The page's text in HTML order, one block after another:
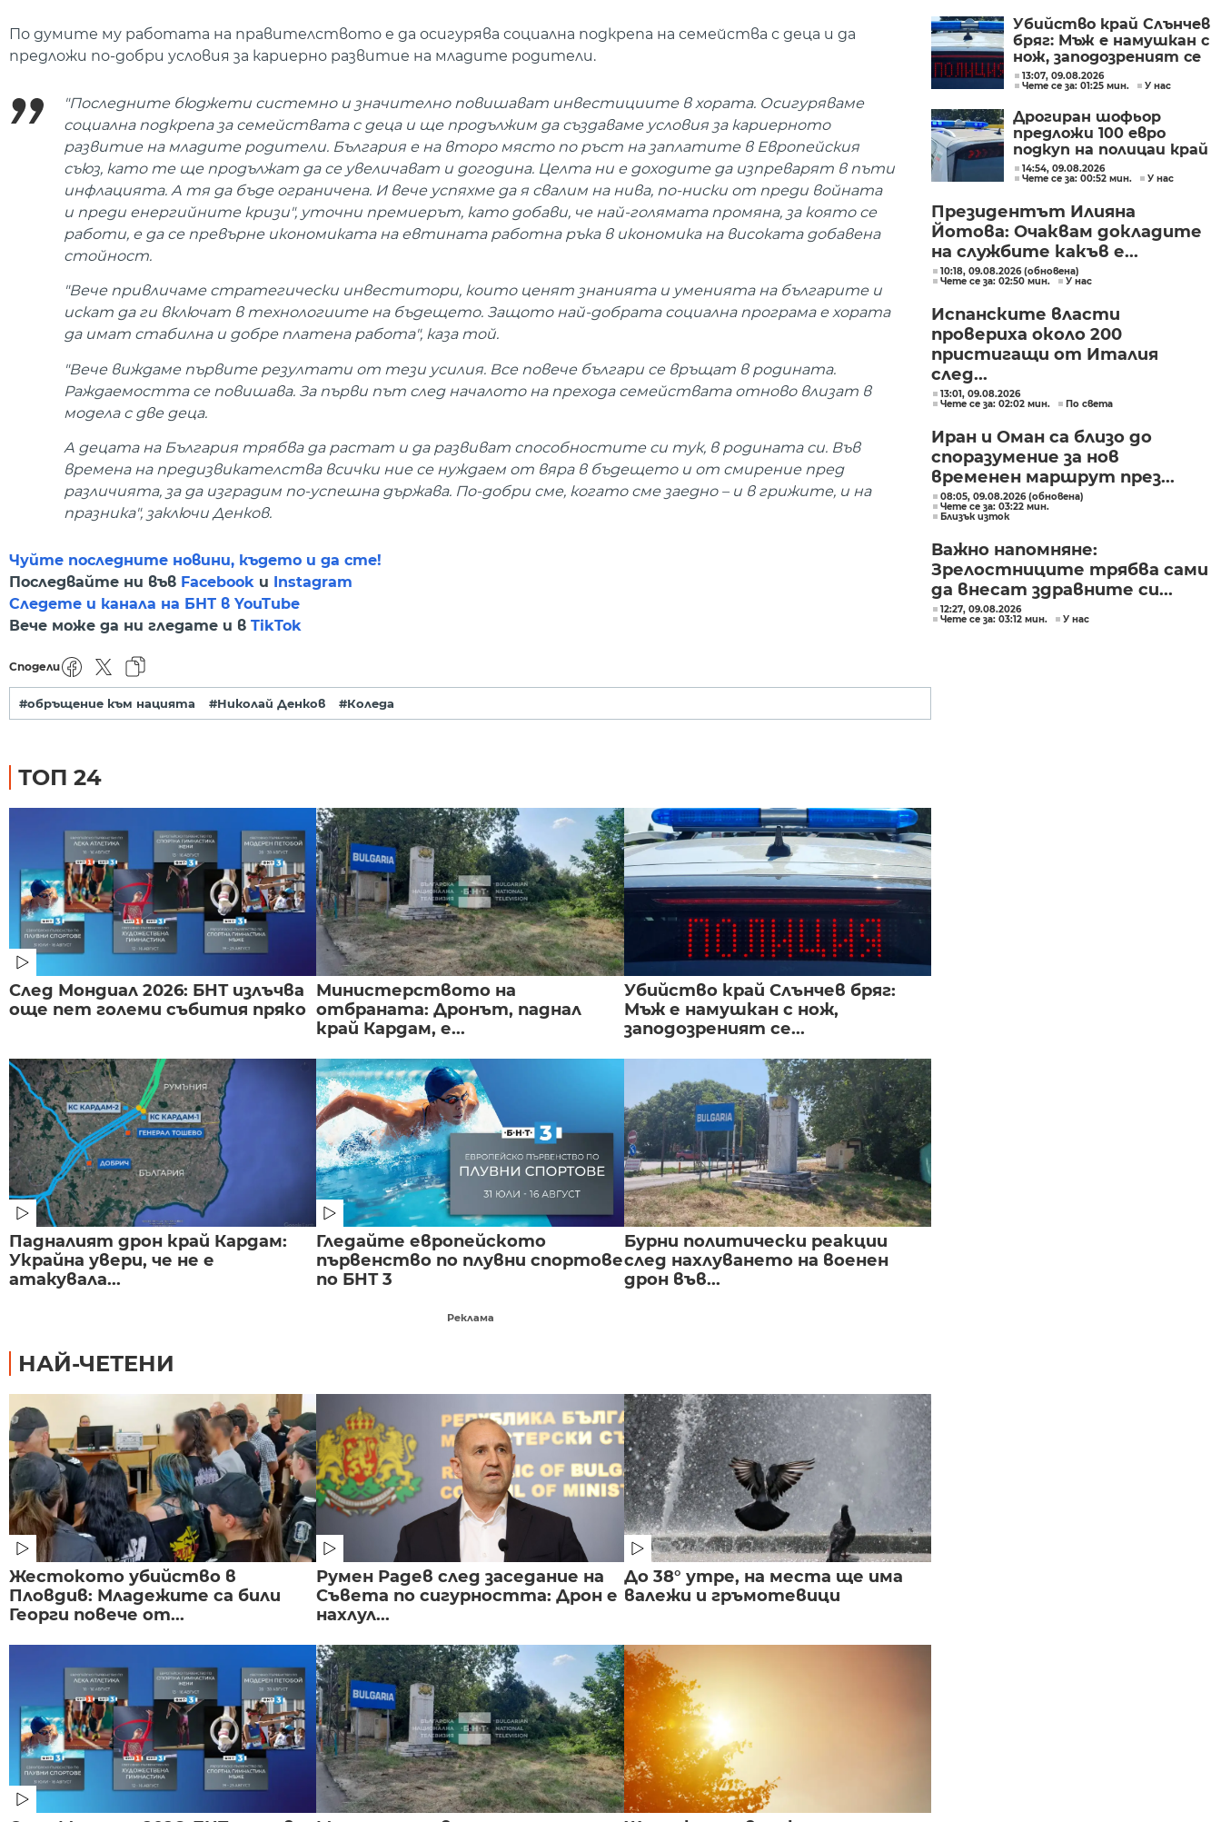
По думите му работата на правителството е да осигурява социална подкрепа на семейства с деца и да
предложи по-добри условия за кариерно развитие на младите родители.
"Последните бюджети системно и значително повишават инвестициите в хората. Осигуряваме
социална подкрепа за семействата с деца и ще продължим да създаваме условия за кариерното
развитие на младите родители. България е на второ място по ръст на заплатите в Европейския
съюз, като те ще продължат да се увеличават и догодина. Целта ни е доходите да изпреварят в пъти
инфлацията. А тя да бъде ограничена. И вече успяхме да я свалим на нива, по-ниски от преди войната
и преди енергийните кризи", уточни премиерът, като добави, че най-голямата промяна, за която се
работи, е да се превърне икономиката на евтината работна ръка в икономика на високата добавена
стойност.
"Вече привличаме стратегически инвеститори, които ценят знанията и уменията на българите и
искат да ги включат в технологиите на бъдещето. Защото най-добрата социална програма е хората
да имат стабилна и добре платена работа", каза той.
"Вече виждаме първите резултати от тези усилия. Все повече българи се връщат в родината.
Раждаемостта се повишава. За първи път след началото на прехода семействата отново влизат в
модела с две деца.
А децата на България трябва да растат и да развиват способностите си тук, в родината си. Във
времена на предизвикателства всички ние се нуждаем от вяра в бъдещето и от смирение пред
различията, за да изградим по-успешна държава. По-добри сме, когато сме заедно – и в грижите, и на
празника", заключи Денков.
Чуйте последните новини, където и да сте!
Последвайте ни във Facebook и
Instagram
Следете и канала на БНТ в YouTube
Вече може да ни гледате и в TikTok
Сподели
#обръщение към нацията #Николай Денков #Коледа
ТОП 24
След Мондиал 2026: БНТ излъчва
още пет големи събития пряко
Министерството на
отбраната: Дронът, паднал
край Кардам, е...
Убийство край Слънчев бряг:
Мъж е намушкан с нож,
заподозреният се...
Падналият дрон край Кардам:
Украйна увери, че не е
атакувала...
Гледайте европейското
първенство по плувни спортове
по БНТ 3
Бурни политически реакции
след нахлуването на военен
дрон във...
Реклама
НАЙ-ЧЕТЕНИ
Жестокото убийство в
Пловдив: Младежите са били
Георги повече от...
Румен Радев след заседание на
Съвета по сигурността: Дрон е
нахлул...
До 38° утре, на места ще има
валежи и гръмотевици
Убийство край Слънчев
бряг: Мъж е намушкан с
нож, заподозреният се
опитал да избяга
13:07, 09.08.2026
Чете се за: 01:25 мин.
У нас
Дрогиран шофьор
предложи 100 евро
подкуп на полицаи край
Поморие
14:54, 09.08.2026
Чете се за: 00:52 мин.
У нас
Президентът Илияна
Йотова: Очаквам докладите
на службите какъв е...
10:18, 09.08.2026 (обновена)
Чете се за: 02:50 мин.
У нас
Испанските власти
провериха около 200
пристигащи от Италия
след...
13:01, 09.08.2026
Чете се за: 02:02 мин.
По света
Иран и Оман са близо до
споразумение за нов
временен маршрут през...
08:05, 09.08.2026 (обновена)
Чете се за: 03:22 мин.
Близък изток
Важно напомняне:
Зрелостниците трябва сами
да внесат здравните си...
12:27, 09.08.2026
Чете се за: 03:12 мин.
У нас